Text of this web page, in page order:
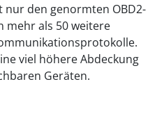
den genormten OBD2-
mehr als 50 weitere
viel höhere Abdeckung
Geräten.